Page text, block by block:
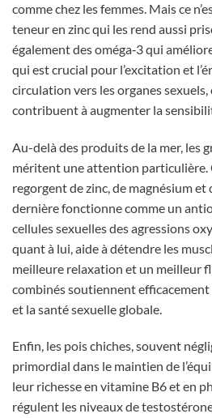
comme chez les femmes. Mais ce
teneur en zinc qui les rend aussi
également des oméga‑3 qui
qui est crucial pour l’excitation et
circulation vers les organes
contribuent à augmenter la
Au-delà des produits de la mer, les
méritent une attention particulière.
regorgent de zinc, de magnésium et
dernière fonctionne comme un
cellules sexuelles des agressions
quant à lui, aide à détendre les
meilleure relaxation et un meilleur
combinés soutiennent
et la santé sexuelle globale.
Enfin, les pois chiches, souvent
primordial dans le maintien de
leur richesse en vitamine B6 et en
régulent les niveaux de